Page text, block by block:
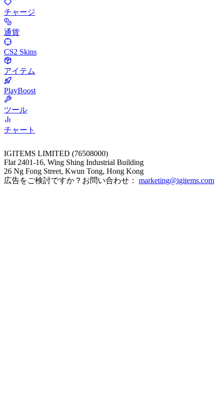
チャージ
通貨
CS2 Skins
アイテム
PlayBoost
ツール
チャート
IGITEMS LIMITED (76508000)
Flat 2401-16, Wing Shing Industrial Building
26 Ng Fong Street, Kwun Tong, Hong Kong
広告をご検討ですか？お問い合わせ： marketing@igitems.com